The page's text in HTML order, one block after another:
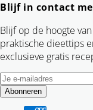
Blijf in contact
Blijf op de hoogte
praktische dieettips
exclusieve gratis
Abonneren